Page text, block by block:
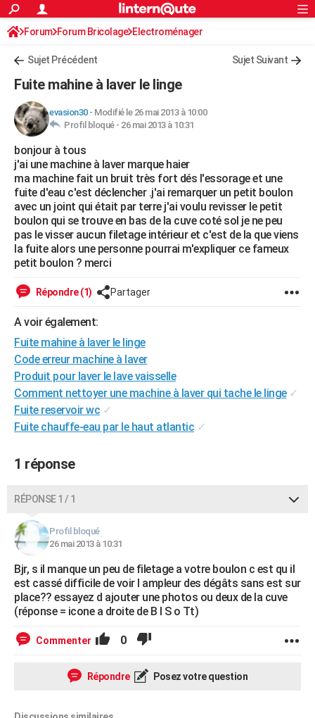
ACTUALITÉS
Politique
Société
Faits Divers
Education
Monde
Villes
+
FINANCE
Retraite
Impôts
Epargne
Immobilier
Risques naturels par ville
Banque
Assurance
Crédit
AUTO
Essais
Réserver un essai
Citadines
Berlines
SUV
Forum auto
+HIGH-TECH
Mobiles
Meilleur smartphone
Internet
Ordinateurs
Jeux vidéo
Guide high-tech
+BRICOLAGE
Forum
Aménagement intérieur
Extérieur
Cuisine
Salle de bains
Jardinage
Rangement
WEEK-END
Guides de France
Escapades
Patrimoine
Expositions
Musées
Week-end nature
+LIFESTYLE
Art de vivre
Bien-être
Loisirs
ModeModes de vie
Alimentation
Guide de la santé
Maladies
Médicaments
Sommeil
Destinations
City break
Voyage nature
Voyage de noces
Forum
Climat
+
GUIDES D'ACHAT
BONS PLANS
CARTE DE VOEUX
Dictionnaire
Biographies
Citations
Expressions
Proverbes
PROGRAMME TV
COPAINS D'AVANT
S'inscrire
Se connecter
Lycées
Collèges
Primaires
Universités
Entreprises
Service militaire
Avis de recherche
AVIS DE DÉCÈS
Bricolage
Lifestyle
Culture
Sport
Auto
Television
Voyage
Cinema
S'inscrire
Connexion
Forum Forum Bricolage Electroménager
Sujet Précédent Sujet Suivant
Fuite mahine à laver le linge
evasion30- Modifié le 26 mai 2013 à 10:00
Profil bloqué - 26 mai 2013 à 10:31
bonjour à tous
j'ai une machine à laver marque haier
ma machine fait un bruit très fort dés l'essorage et une
fuite d'eau c'est déclencher .j'ai remarquer un petit boulon
avec un joint qui était par terre j'ai voulu revisser le petit
boulon qui se trouve en bas de la cuve coté sol je ne peu
pas le visser aucun filetage intérieur et c'est de la que viens
la fuite alors une personne pourrai m'expliquer ce fameux
petit boulon ? merci
Répondre (1) Partager
A voir également:
Fuite mahine à laver le linge
Code erreur machine à laver
Produit pour laver le lave vaisselle
Comment nettoyer une machine à laver qui tache le linge ✓
Fuite reservoir wc ✓
Fuite chauffe-eau par le haut atlantic ✓
1 réponse
RÉPONSE 1 / 1
Profil bloqué
26 mai 2013 à 10:31
Bjr, s il manque un peu de filetage a votre boulon c est qu il
est cassé difficile de voir l ampleur des dégâts sans est sur
place?? essayez d ajouter une photos ou deux de la cuve
(réponse = icone a droite de B I S o Tt)
Commenter 0
Répondre Posez votre question